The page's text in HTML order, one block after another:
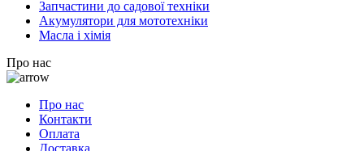
Запчастини до садової техніки
Акумулятори для мототехніки
Масла і хімія
Про нас
Про нас
Контакти
Оплата
Доставка